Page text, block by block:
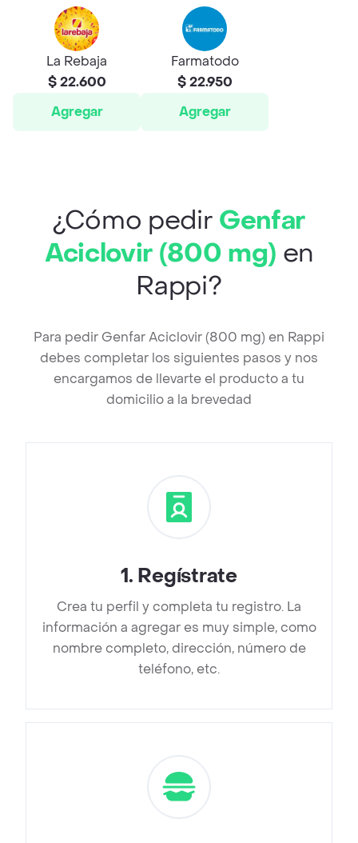
La Rebaja
$ 22.600
Agregar
Farmatodo
$ 22.950
Agregar
¿Cómo pedir Genfar
Aciclovir (800 mg) en
Rappi?
Para pedir Genfar Aciclovir (800 mg) en Rappi
debes completar los siguientes pasos y nos
encargamos de llevarte el producto a tu
domicilio a la brevedad
1. Regístrate
Crea tu perfil y completa tu registro. La
información a agregar es muy simple, como
nombre completo, dirección, número de
teléfono, etc.